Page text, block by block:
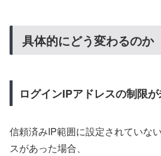
具体的にどう変わるのか
ログインIPアドレスの制限
信頼済みIP範囲に設定されていな
スがあった場合、